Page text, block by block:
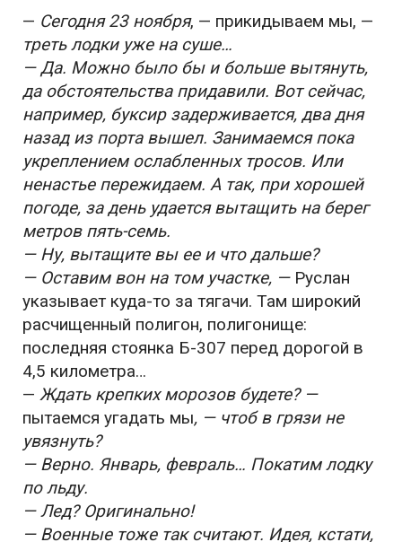
— Сегодня 23 ноября, — прикидываем мы, —
треть лодки уже на суше…
— Да. Можно было бы и больше вытянуть,
да обстоятельства придавили. Вот сейчас,
например, буксир задерживается, два дня
назад из порта вышел. Занимаемся пока
укреплением ослабленных тросов. Или
ненастье пережидаем. А так, при хорошей
погоде, за день удается вытащить на берег
метров пять-семь.
— Ну, вытащите вы ее и что дальше?
— Оставим вон на том участке, —Руслан
указывает куда-то за тягачи. Там широкий
расчищенный полигон, полигонище:
последняя стоянка Б-307 перед дорогой в
4,5 километра…
— Ждать крепких морозов будете? —
пытаемся угадать мы, — чтоб в грязи не
увязнуть?
— Верно. Январь, февраль… Покатим лодку
по льду.
— Лед? Оригинально!
— Военные тоже так считают. Идея, кстати,